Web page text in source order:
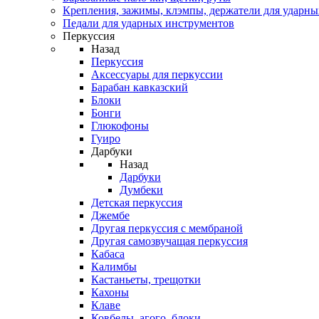
Крепления, зажимы, клэмпы, держатели для
Педали для ударных инструментов
Перкуссия
Назад
Перкуссия
Аксессуары для перкуссии
Барабан кавказский
Блоки
Бонги
Глюкофоны
Гуиро
Дарбуки
Назад
Дарбуки
Думбеки
Детская перкуссия
Джембе
Другая перкуссия с мембраной
Другая самозвучащая перкуссия
Кабаса
Калимбы
Кастаньеты, трещотки
Кахоны
Клаве